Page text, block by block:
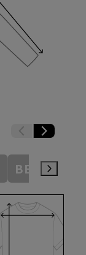
BE3